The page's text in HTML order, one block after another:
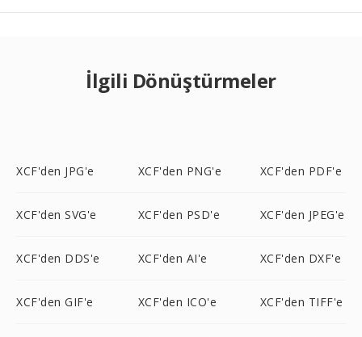
İlgili Dönüştürmeler
XCF'den JPG'e XCF'den PNG'e XCF'den PDF'e
XCF'den SVG'e XCF'den PSD'e XCF'den JPEG'e
XCF'den DDS'e XCF'den AI'e XCF'den DXF'e
XCF'den GIF'e XCF'den ICO'e XCF'den TIFF'e